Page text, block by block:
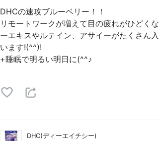
DHCの速攻ブルーベリー！！
リモートワークが増えて目の疲れがひどく
ーエキスやルテイン、アサイーがたくさん
います!(^^)!
+睡眠で明るい明日に(^^♪
DHC(ディーエイチシー)